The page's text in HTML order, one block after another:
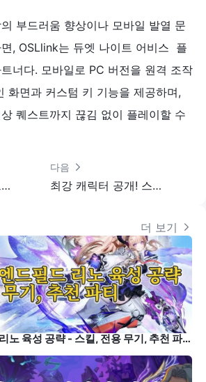
부드러움 향상이나 모바일 발열 문
, OSLlink는 듀엣 나이트 어비스 플
너다. 모바일로 PC 버전을 원격 조작
화면과 커스텀 키 기능을 제공하며,
퀘스트까지 끊김 없이 플레이할 수
카오스 제로 나이트메어 캐릭터 강도 순위
다음
최강 캐릭터 공개! 스텔라 소라 캐릭터 강함 랭킹＋추천 조합 완전 정리
더 보기
명일방주: 엔드필드 리노 육성 공략 - 스킬, 전용 무기, 추천 파티